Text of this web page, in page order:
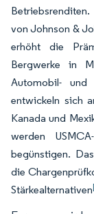
von Johnson &
erhöht die
Bergwerke in
Automobil- und
entwickeln sich
Kanada und
werden
begünstigen.
die
Stärkealternativen